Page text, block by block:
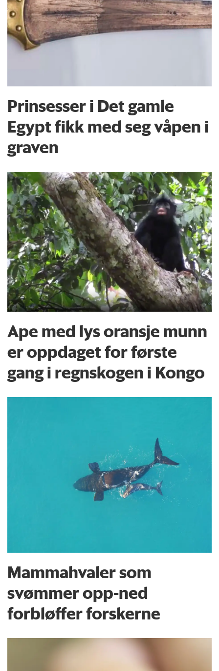
Prinsesser i Det gamle
Egypt fikk med seg våpen i
graven
Ape med lys oransje munn
er oppdaget for første
gang i regnskogen i Kongo
Mammahvaler som
svømmer opp-ned
forbløffer forskerne